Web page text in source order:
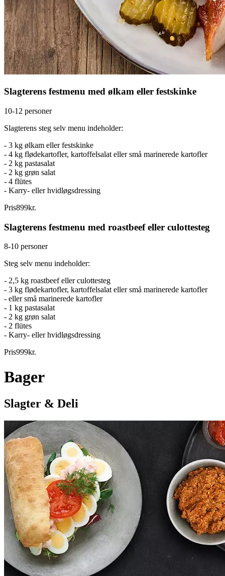
Slagterens festmenu med ølkam eller festskinke
10-12 personer
Slagterens steg selv menu indeholder:
- 3 kg ølkam eller festskinke
- 4 kg flødekartofler, kartoffelsalat eller små marinerede kartofler
- 2 kg pastasalat
- 2 kg grøn salat
- 4 flütes
- Karry- eller hvidløgsdressing
Pris899kr.
Slagterens festmenu med roastbeef eller culottesteg
8-10 personer
Steg selv menu indeholder:
- 2,5 kg roastbeef eller culottesteg
- 3 kg flødekartofler, kartoffelsalat eller små marinerede kartofler
- eller små marinerede kartofler
- 1 kg pastasalat
- 2 kg grøn salat
- 2 flütes
- Karry- eller hvidløgsdressing
Pris999kr.
Bager
Slagter & Deli